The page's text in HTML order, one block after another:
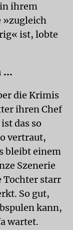
ihrem
»zugleich
ist, lobte
...
die Krimis
ihren Chef
das so
vertraut,
bleibt einem
Szenerie
Tochter starr
So gut,
kann,
wartet.